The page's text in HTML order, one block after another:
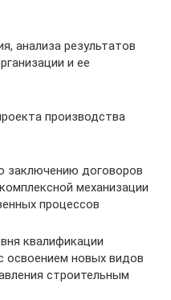
анализа результатов
и ее
производства
заключению договоров
механизации
процессов
квалификации
освоением новых видов
строительным